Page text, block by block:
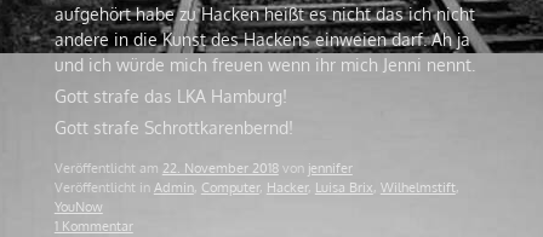
aufgehört habe zu Hacken heißt es nicht das ich nicht
andere in die Kunst des Hackens einweien darf. Ah ja
und ich würde mich freuen wenn ihr mich Jenni nennt.
Gott strafe das LKA Hamburg!
Gott strafe Schrottkarenbernd!
Veröffentlicht am 22. November 2018von jennifer
Veröffentlicht in Admin, Computer, Hacker, Luisa Brix, Wilhelmstift,
YouNow
1 Kommentar